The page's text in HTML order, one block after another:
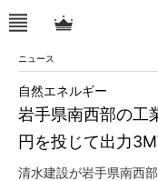
ニュース
岩手県南西部の工
円を投じて出力
自然エネルギー
清水建設が岩手県南西